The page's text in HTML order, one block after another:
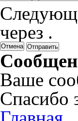
через .
Отмена
Ваше
Спасибо